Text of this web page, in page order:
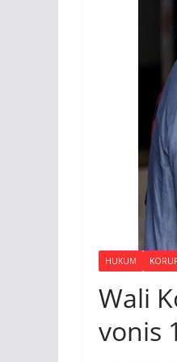
HUKUM
Wali
vonis